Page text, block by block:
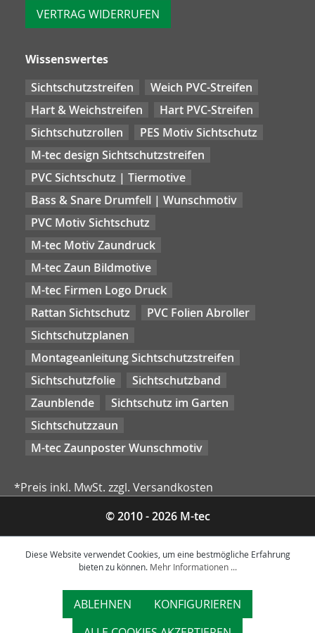
VERTRAG WIDERRUFEN
Wissenswertes
Sichtschutzstreifen
Weich PVC-Streifen
Hart & Weichstreifen
Hart PVC-Streifen
Sichtschutzrollen
PES Motiv Sichtschutz
M-tec design Sichtschutzstreifen
PVC Sichtschutz | Tiermotive
Bass & Snare Drumfell | Wunschmotiv
PVC Motiv Sichtschutz
M-tec Motiv Zaundruck
M-tec Zaun Bildmotive
M-tec Firmen Logo Druck
Rattan Sichtschutz
PVC Folien Abroller
Sichtschutzplanen
Montageanleitung Sichtschutzstreifen
Sichtschutzfolie
Sichtschutzband
Zaunblende
Sichtschutz im Garten
Sichtschutzzaun
M-tec Zaunposter Wunschmotiv
*Preis inkl. MwSt. zzgl. Versandkosten
© 2010 - 2026 M-tec
Diese Website verwendet Cookies, um eine bestmögliche Erfahrung
bieten zu können. Mehr Informationen ...
ABLEHNEN
KONFIGURIEREN